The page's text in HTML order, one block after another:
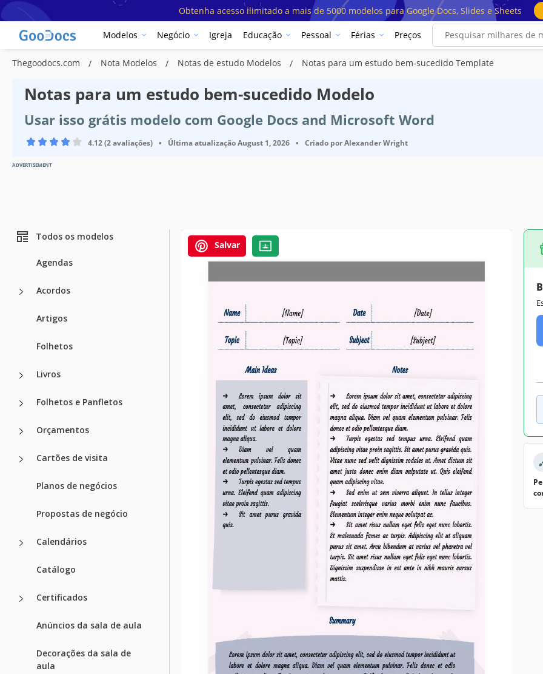
Obtenha acesso ilimitado a mais de 5000 modelos para Google Docs, Slides e Sheets
Modelos Negócio Igreja Educação Pessoal Férias Preços
Thegoodocs.com Nota Modelos Notas de estudo Modelos Notas para um estudo bem-sucedido Template
Notas para um estudo bem-sucedido Modelo
Usar isso grátis modelo com Google Docs and Microsoft Word
4.12 (2 avaliações) • Última atualizaçãoAugust 1, 2026 • Criado porAlexander Wright
ADVERTISEMENT
Todos os modelos
Agendas
Acordos
Artigos
Folhetos
Livros
Folhetos e Panfletos
Orçamentos
Cartões de visita
Planos de negócios
Propostas de negócio
Calendários
Catálogo
Certificados
Anúncios da sala de aula
Decorações da sala de
aula
Salvar